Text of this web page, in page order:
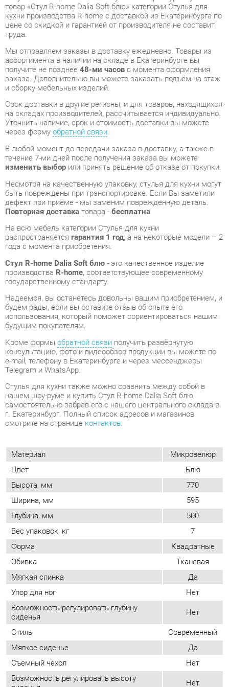
Мы отправляем заказы в доставку ежедневно. Товары из
ассортимента в наличии на складе в Екатеринбурге вы
получите не позднее48-ми часовс момента оформления
заказа. Дополнительно вы можете заказать подъём на этаж
и сборку мебельных изделий.
Срок доставки в другие регионы, и для товаров, находящихся
на складах производителей, рассчитывается индивидуально.
Уточнить наличие, срок и стоимость доставки вы можете
через формуобратной связи.
В любой момент до передачи заказа в доставку, а также в
течение 7-ми дней после получения заказа вы можете
изменить выборили принять решение об отказе от покупки.
Несмотря на качественную упаковку, стулья для кухни могут
быть повреждены при транспортировке. Если Вы заметили
дефект при приёме - мы заменим поврежденную деталь.
Повторная доставкатовара -бесплатна .
На всю мебель категории Стулья для кухни
распространяется гарантия 1 год, а на некоторые модели – 2
года с момента приобретения.
Стул R-home Dalia Soft блю- это качественное изделие
производстваR-home, соответствующее современному
государственному стандарту.
Надеемся, вы останетесь довольны вашим приобретением, и
будем рады, если вы оставите отзыв об опыте его
использования, который поможет сориентироваться нашим
будущим покупателям.
консультацию, фото и видеообзор продукции вы можете по
e-mail, телефону в Екатеринбурге и через мессенджеры
Telegram и WhatsApp.
нашем шоу-руме и купить Стул R-home Dalia Soft блю,
самостоятельно забрав его с нашего центрального склада в
г. Екатеринбург. Полный список адресов и магазинов
смотрите на странице
Материал Микровелюр
Цвет
Блю
Высота, мм
Глубина, мм
500
Вес упаковок, кг
7
Форма
Квадратные
Обивка
Тканевая
Мягкая спинка
Да
Упор для ног
Возможность регулировать глубину
сиденья
Нет
Стиль
Современный
Мягкое сиденье
Да
Съемный чехол
Нет
Возможность регулировать высоту
сиденья
ОТЗЫВЫ
Пока нет отзывов, поделитесь первым своим мнением.